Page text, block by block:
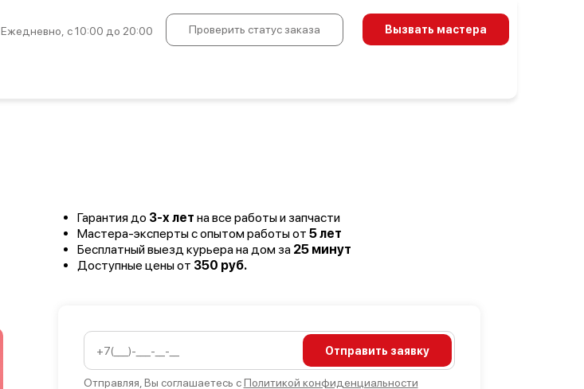
Ежедневно, с 10:00 до 20:00 Проверить статус заказа Вызвать мастера
Гарантия до 3-х лет на все работы и запчасти
Мастера-эксперты с опытом работы от 5 лет
Бесплатный выезд курьера на дом за 25 минут
Доступные цены от 350 руб.
Отправить заявку
Отправляя, Вы соглашаетесь сПолитикой конфиденциальности